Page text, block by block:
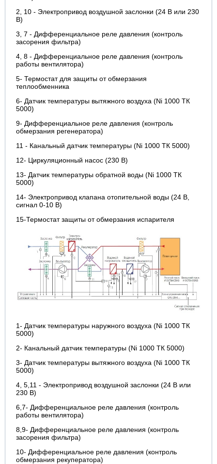
2, 10 - Электропривод воздушной заслонки (24 В или 230
В)
3, 7 - Дифференциальное реле давления (контроль
засорения фильтра)
4, 8 - Дифференциальное реле давления (контроль
работы вентилятора)
5- Термостат для защиты от обмерзания
теплообменника
6- Датчик температуры вытяжного воздуха (Ni 1000 ТК
5000)
9- Дифференциальное реле давления (контроль
обмерзания регенератора)
11 - Канальный датчик температуры (Ni 1000 ТК 5000)
12- Циркуляционный насос (230 В)
13- Датчик температуры обратной воды (Ni 1000 ТК
5000)
14- Электропривод клапана отопительной воды (24 В,
сигнал 0-10 В)
15-Термостат защиты от обмерзания испарителя
1- Датчик температуры наружного воздуха (Ni 1000 ТК
5000)
2- Канальный датчик температуры (Ni 1000 ТК 5000)
3- Датчик температуры вытяжного воздуха (Ni 1000 ТК
5000)
4, 5,11 - Электропривод воздушной заслонки (24 В или
230 В)
6,7- Дифференциальное реле давления (контроль
работы вентилятора)
8,9- Дифференциальное реле давления (контроль
засорения фильтра)
10- Дифференциальное реле давления (контроль
обмерзания рекуператора)